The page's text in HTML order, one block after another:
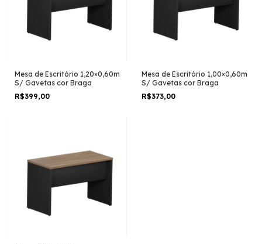
Mesa de Escritório 1,20×0,60m
S/ Gavetas cor Braga
R$399,00
Mesa de Escritório 1,00×0,60m
S/ Gavetas cor Braga
R$373,00